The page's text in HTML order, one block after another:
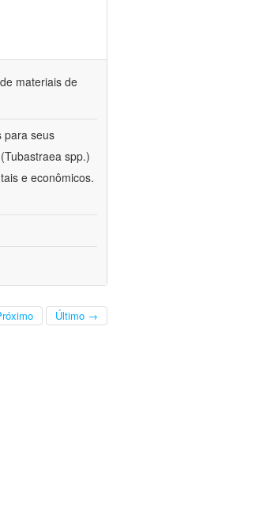
materiais de
para seus
spp.)
e econômicos.
Último →